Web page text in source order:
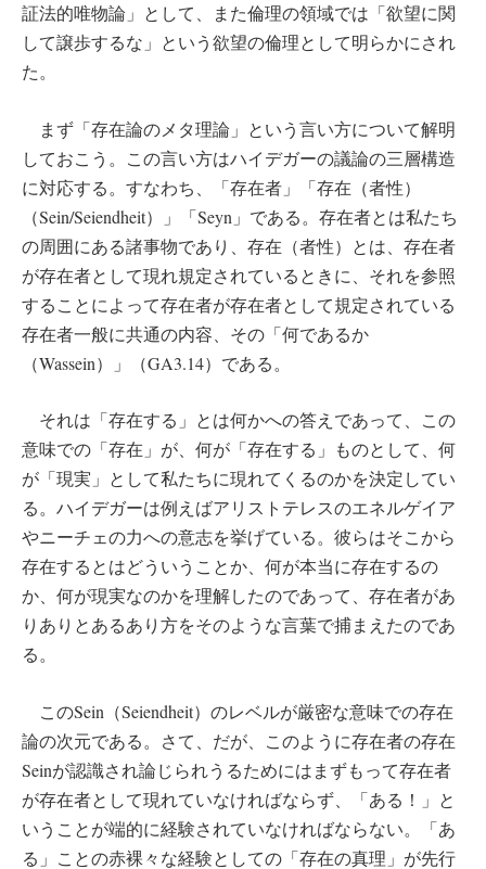
証法的唯物論」として、また倫理の領域では「欲望に関
して譲歩するな」という欲望の倫理として明らかにされ
た。
まず「存在論のメタ理論」という言い方について解明
しておこう。この言い方はハイデガーの議論の三層構造
に対応する。すなわち、「存在者」「存在（者性）
（Sein/Seiendheit）」「Seyn」である。存在者とは私たち
の周囲にある諸事物であり、存在（者性）とは、存在者
が存在者として現れ規定されているときに、それを参照
することによって存在者が存在者として規定されている
存在者一般に共通の内容、その「何であるか
（Wassein）」（GA3.14）である。
それは「存在する」とは何かへの答えであって、この
意味での「存在」が、何が「存在する」ものとして、何
が「現実」として私たちに現れてくるのかを決定してい
る。ハイデガーは例えばアリストテレスのエネルゲイア
やニーチェの力への意志を挙げている。彼らはそこから
存在するとはどういうことか、何が本当に存在するの
か、何が現実なのかを理解したのであって、存在者があ
りありとあるあり方をそのような言葉で捕まえたのであ
る。
このSein（Seiendheit）のレベルが厳密な意味での存在
論の次元である。さて、だが、このように存在者の存在
Seinが認識され論じられうるためにはまずもって存在者
が存在者として現れていなければならず、「ある！」と
いうことが端的に経験されていなければならない。「あ
る」ことの赤裸々な経験としての「存在の真理」が先行